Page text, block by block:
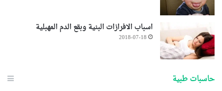
اسباب الافرازات البنية وبقع الدم المهبلية
2018-07-18
حاسبات طبية